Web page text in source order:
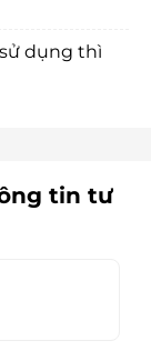
dụng thì
tin tư